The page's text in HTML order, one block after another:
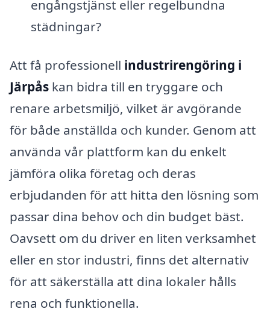
engångstjänst eller regelbundna
städningar?
Att få professionell industrirengöring i
Järpås kan bidra till en tryggare och
renare arbetsmiljö, vilket är avgörande
för både anställda och kunder. Genom att
använda vår plattform kan du enkelt
jämföra olika företag och deras
erbjudanden för att hitta den lösning som
passar dina behov och din budget bäst.
Oavsett om du driver en liten verksamhet
eller en stor industri, finns det alternativ
för att säkerställa att dina lokaler hålls
rena och funktionella.